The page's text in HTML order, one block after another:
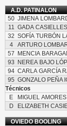
A.D. PATINALON
50 JIMENA
11
GADA
32 SOFÍA TURBÓN
4
ARTURO
57
MENCIA
93
NEREA BAJO
94 CARLA GARCÍA
95 GONZALO PEÑA
Técnicos
E
MIGUEL
D
ELIZABETH
OVIEDO BOOLING